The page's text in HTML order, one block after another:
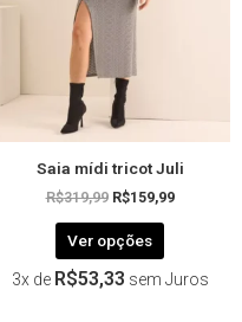
Saia mídi tricot Juli
R$319,99 R$159,99
Ver opções
página
do
produto
3x de R$53,33 sem Juros